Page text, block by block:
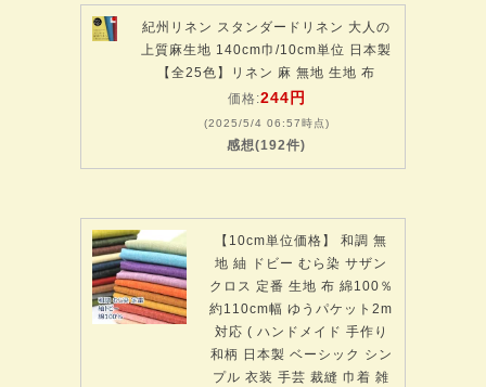
紀州リネン スタンダードリネン 大人の
上質麻生地 140cm巾/10cm単位 日本製
【全25色】リネン 麻 無地 生地 布
価格:244円
(2025/5/4 06:57時点)
感想(192件)
【10cm単位価格】 和調 無
地 紬 ドビー むら染 サザン
クロス 定番 生地 布 綿100％
約110cm幅 ゆうパケット2m
対応 ( ハンドメイド 手作り
和柄 日本製 ベーシック シン
プル 衣装 手芸 裁縫 巾着 雑